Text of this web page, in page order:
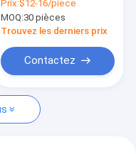
en forme de poire de
l'améthyste 1.99g
Prix:$12-16/piece
MOQ:30 pièces
Trouvez les derniers prix
Contactez